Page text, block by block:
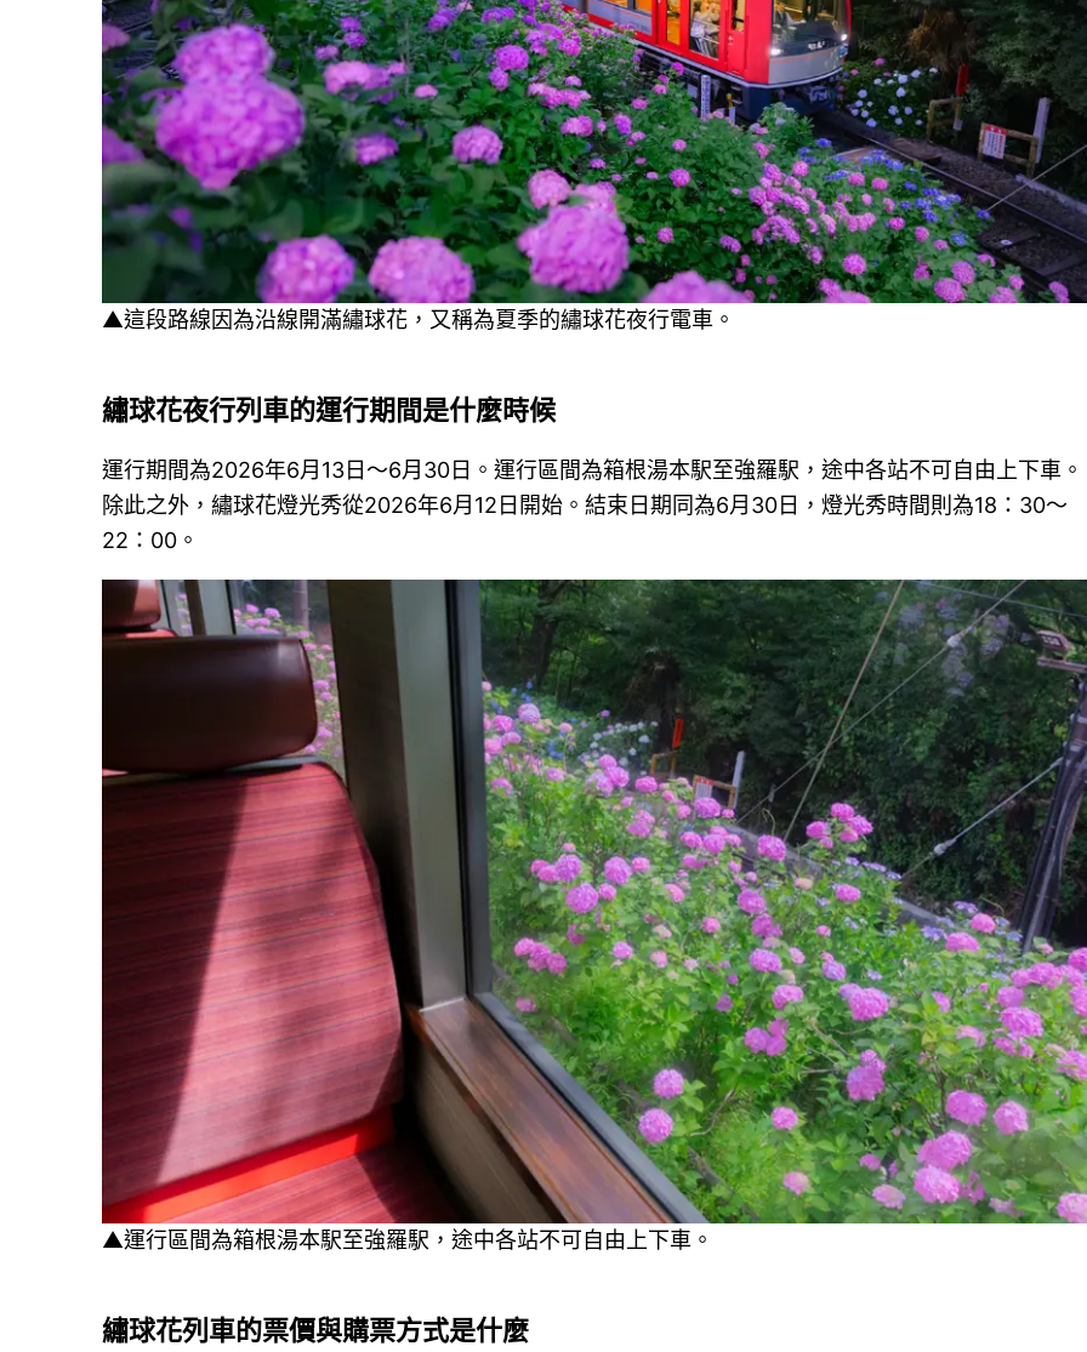
▲這段路線因為沿線開滿繡球花，又稱為夏季的繡球花夜行電車。
繡球花夜行列車的運行期間是什麼時候
運行期間為2026年6月13日～6月30日。運行區間為箱根湯本駅至強羅駅，途中各站不可自由上下車。
除此之外，繡球花燈光秀從2026年6月12日開始。結束日期同為6月30日，燈光秀時間則為18：30～
22：00。
▲運行區間為箱根湯本駅至強羅駅，途中各站不可自由上下車。
繡球花列車的票價與購票方式是什麼